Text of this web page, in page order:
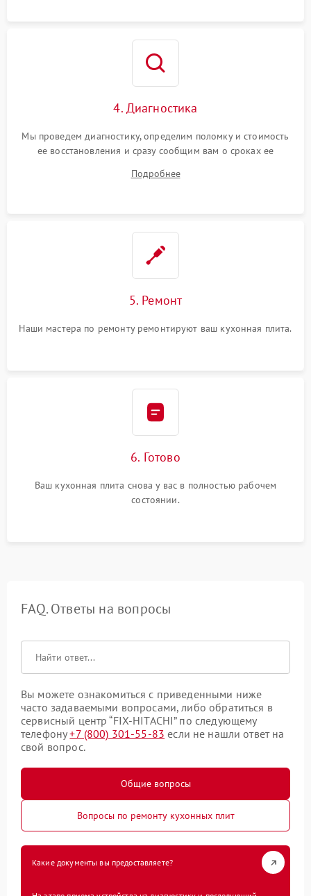
4. Диагностика
Мы проведем диагностику, определим поломку и стоимость
ее восстановления и сразу сообщим вам о сроках ее
Подробнее
5. Ремонт
Наши мастера по ремонту ремонтируют ваш кухонная плита.
6. Готово
Ваш кухонная плита снова у вас в полностью рабочем
состоянии.
FAQ. Ответы на вопросы
Вы можете ознакомиться с приведенными ниже
часто задаваемыми вопросами, либо обратиться в
сервисный центр “FIX-HITACHI” по следующему
телефону+7 (800) 301-55-83 если не нашли ответ на
свой вопрос.
Общие вопросы
Вопросы по ремонту кухонных плит
Какие документы вы предоставляете?